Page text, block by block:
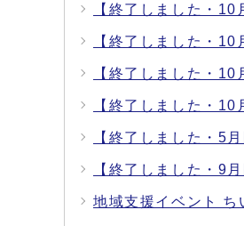
【終了しました・
【終了しました・
【終了しました・
【終了しました・
【終了しました・5
【終了しました・9
地域支援イベント ち